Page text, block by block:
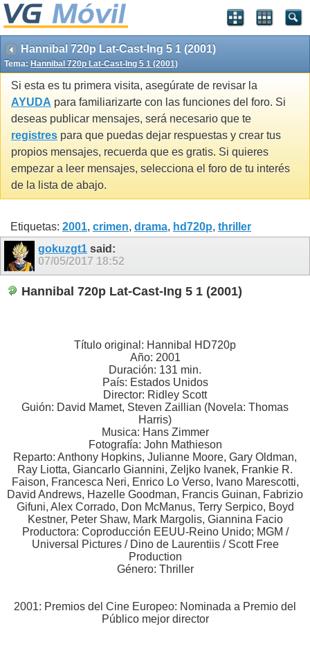
Hannibal 720p Lat-Cast-Ing 5 1 (2001)
Tema: Hannibal 720p Lat-Cast-Ing 5 1 (2001)
Si esta es tu primera visita, asegúrate de revisar la
AYUDA para familiarizarte con las funciones del foro. Si
deseas publicar mensajes, será necesario que te
registres para que puedas dejar respuestas y crear tus
propios mensajes, recuerda que es gratis. Si quieres
empezar a leer mensajes, selecciona el foro de tu interés
de la lista de abajo.
Etiquetas: 2001, crimen, drama, hd720p, thriller
gokuzgt1 said:
07/05/2017 18:52
Hannibal 720p Lat-Cast-Ing 5 1 (2001)
Título original: Hannibal HD720p
Año: 2001
Duración: 131 min.
País: Estados Unidos
Director: Ridley Scott
Guión: David Mamet, Steven Zaillian (Novela: Thomas
Harris)
Musica: Hans Zimmer
Fotografía: John Mathieson
Reparto: Anthony Hopkins, Julianne Moore, Gary Oldman,
Ray Liotta, Giancarlo Giannini, Zeljko Ivanek, Frankie R.
Faison, Francesca Neri, Enrico Lo Verso, Ivano Marescotti,
David Andrews, Hazelle Goodman, Francis Guinan, Fabrizio
Gifuni, Alex Corrado, Don McManus, Terry Serpico, Boyd
Kestner, Peter Shaw, Mark Margolis, Giannina Facio
Productora: Coproducción EEUU-Reino Unido; MGM /
Universal Pictures / Dino de Laurentiis / Scott Free
Production
Género: Thriller
2001: Premios del Cine Europeo: Nominada a Premio del
Público mejor director